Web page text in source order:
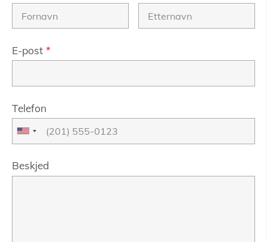
E-post *
Telefon
Beskjed